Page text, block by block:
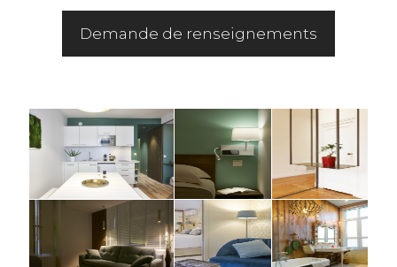
Demande de renseignements